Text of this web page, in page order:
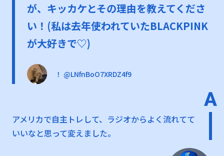
が、キッカケとその理由を教えてくださ
い！(私は去年使われていたBLACKPINK
が大好きで♡)
！ @LNfnBoO7XRDZ4f9
アメリカで自主トレして、ラジオからよく流れてて
いいなと思って変えました。